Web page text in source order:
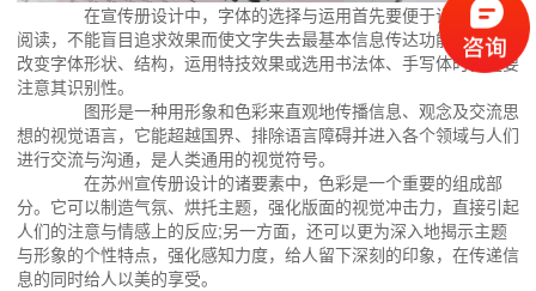
在宣传册设计中，字体的选择与运用首先要便于识别，容易
阅读，不能盲目追求效果而使文字失去最基本信息传达功能。尤其是
改变字体形状、结构，运用特技效果或选用书法体、手写体时，更要
注意其识别性。
图形是一种用形象和色彩来直观地传播信息、观念及交流思
想的视觉语言，它能超越国界、排除语言障碍并进入各个领域与人们
进行交流与沟通，是人类通用的视觉符号。
在苏州宣传册设计的诸要素中，色彩是一个重要的组成部
分。它可以制造气氛、烘托主题，强化版面的视觉冲击力，直接引起
人们的注意与情感上的反应;另一方面，还可以更为深入地揭示主题
与形象的个性特点，强化感知力度，给人留下深刻的印象，在传递信
息的同时给人以美的享受。